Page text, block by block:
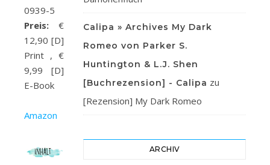
0939-5
Preis: €
12,90 [D]
Print , €
9,99 [D]
E-Book
Amazon
Calipa » Archives My Dark
Romeo von Parker S.
Huntington & L.J. Shen
[Buchrezension] - Calipa zu
[Rezension] My Dark Romeo
ARCHIV